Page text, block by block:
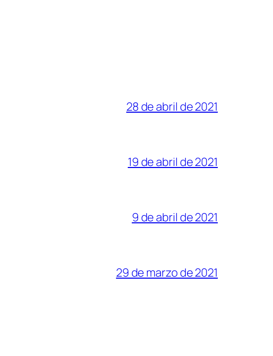
28 de abril de 2021
19 de abril de 2021
9 de abril de 2021
29 de marzo de 2021